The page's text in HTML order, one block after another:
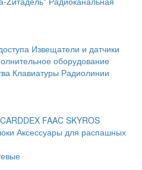
Извещатели и датчики
оборудование
Клавиатуры Радиолинии
CARDDEX FAAC SKYROS
Аксессуары для распашных